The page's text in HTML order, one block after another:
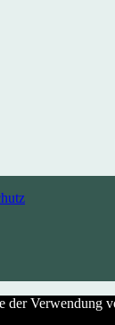
der Verwendung